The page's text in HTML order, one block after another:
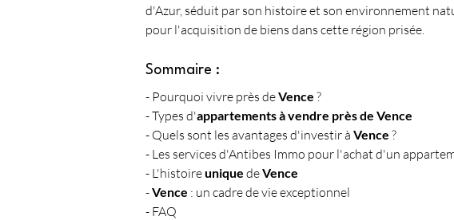
d'Azur, séduit par son histoire et son environnement
pour l'acquisition de biens dans cette région prisée.
Sommaire :
- Pourquoi vivre près de Vence ?
- Types d'appartements à vendre près de Vence
- Quels sont les avantages d'investir à Vence ?
- Les services d'Antibes Immo pour l'achat d'un
- L'histoire unique de Vence
- Vence : un cadre de vie exceptionnel
- FAQ